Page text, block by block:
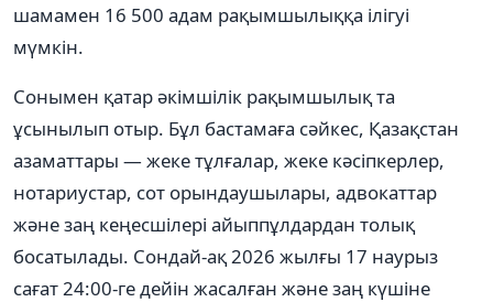
шамамен 16 500 адам рақымшылыққа ілігуі
мүмкін.
Сонымен қатар әкімшілік рақымшылық та
ұсынылып отыр. Бұл бастамаға сәйкес, Қазақстан
азаматтары — жеке тұлғалар, жеке кәсіпкерлер,
нотариустар, сот орындаушылары, адвокаттар
және заң кеңесшілері айыппұлдардан толық
босатылады. Сондай-ақ 2026 жылғы 17 наурыз
сағат 24:00-ге дейін жасалған және заң күшіне